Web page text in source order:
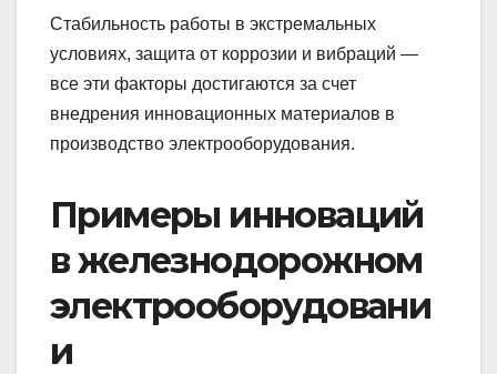
Стабильность работы в экстремальных
условиях, защита от коррозии и вибраций —
все эти факторы достигаются за счет
внедрения инновационных материалов в
производство электрооборудования.
Примеры инноваций
в железнодорожном
электрооборудовани
и